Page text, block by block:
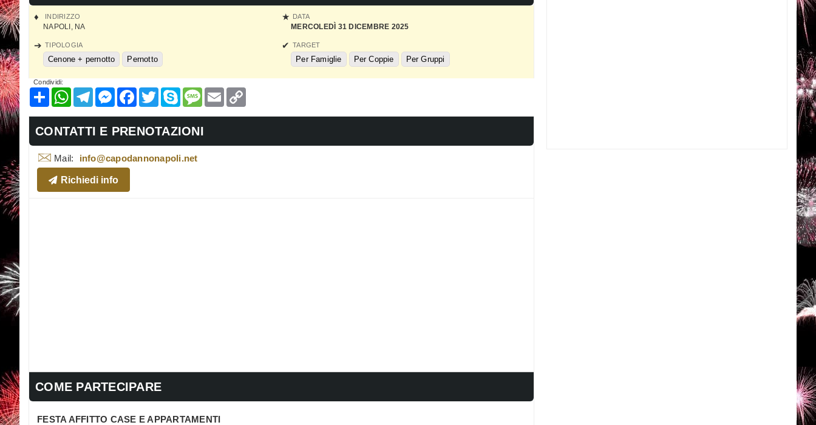
INDIRIZZO
NAPOLI NA
DATA
MERCOLEDÌ 31 DICEMBRE 2025
TIPOLOGIA
Cenone + pernotto Pernotto
TARGET
Per Famiglie Per Coppie Per Gruppi
Condividi:
CondividiWhatsAppTelegramMessenger
Facebook
TwitterSkypeMessage
Email
CONTATTI E PRENOTAZIONI
Mail: info@capodannonapoli.net
Richiedi info
COME PARTECIPARE
FESTA AFFITTO CASE E APPARTAMENTI